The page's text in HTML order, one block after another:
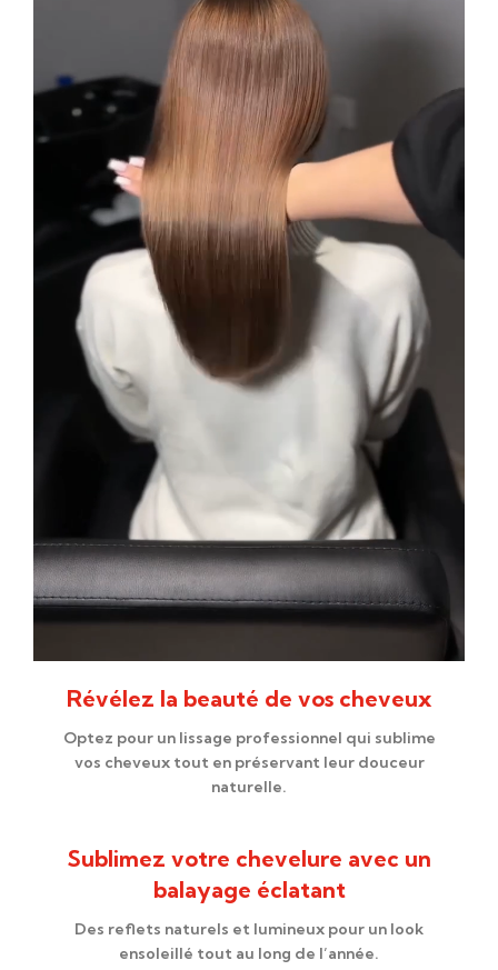
Révélez la beauté de vos cheveux
Optez pour un lissage professionnel qui sublime
vos cheveux tout en préservant leur douceur
naturelle.
Sublimez votre chevelure avec un
balayage éclatant
Des reflets naturels et lumineux pour un look
ensoleillé tout au long de l’année.